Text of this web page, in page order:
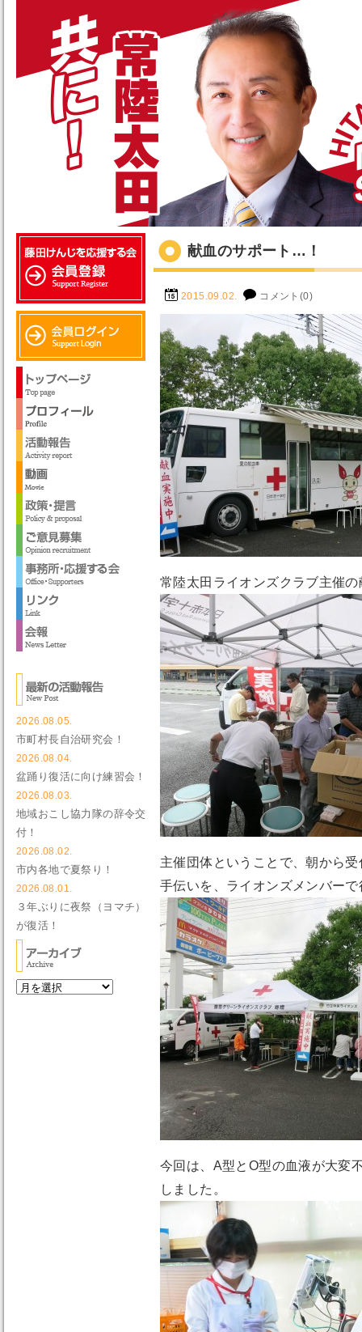
献血のサポート…！
2015.09.02. コメント(0)
常陸太田ライオンズクラブ主催
主催団体ということで、朝から
手伝いを、ライオンズメンバー
今回は、A型とO型の血液が大変
しました。
2026.08.05.
市町村長自治研究会！
2026.08.04.
盆踊り復活に向け練習会！
2026.08.03.
地域おこし協力隊の辞令交
付！
2026.08.02.
市内各地で夏祭り！
2026.08.01.
３年ぶりに夜祭（ヨマチ）
が復活！